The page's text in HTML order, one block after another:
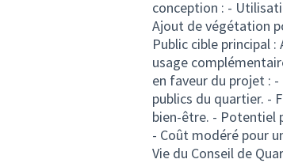
conception : -
Ajout de végétation
Public cible principal
usage
en faveur du projet :
publics du quartier. -
bien-être. - Potentiel
- Coût modéré pour
Vie du Conseil de